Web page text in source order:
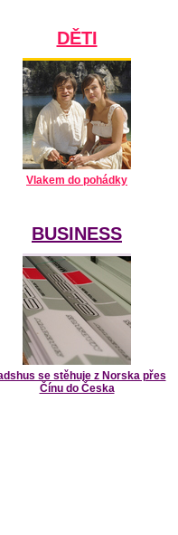
DĚTI
Vlakem do pohádky
BUSINESS
se stěhuje z Norska přes
Čínu do Česka